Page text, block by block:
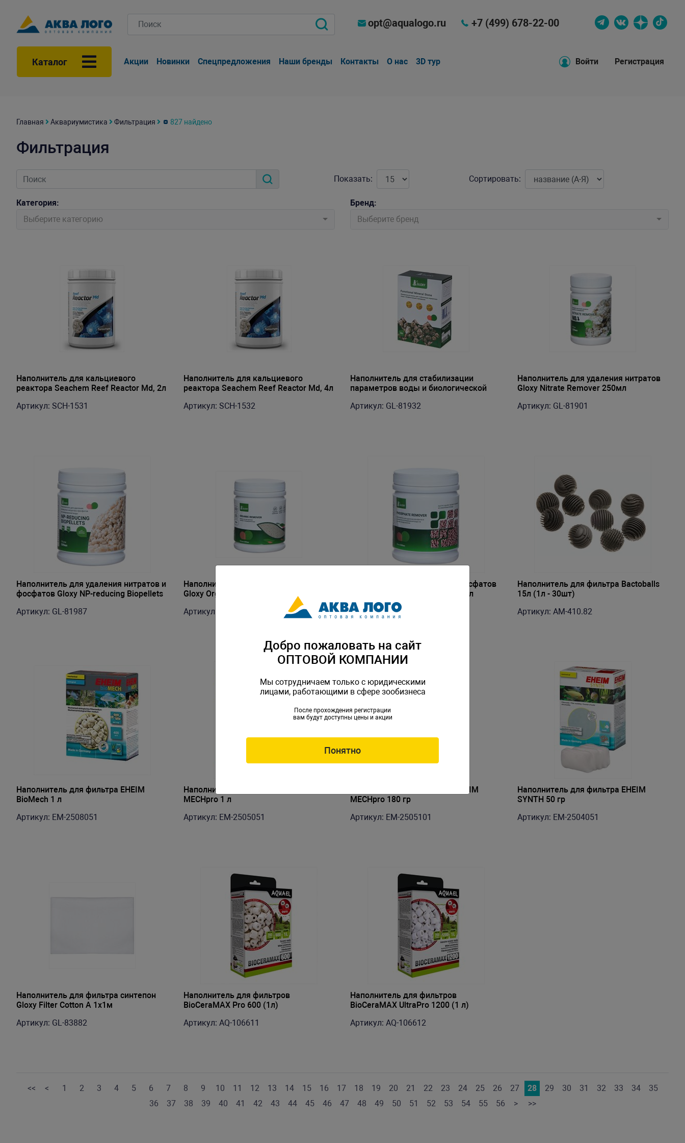
opt@aqualogo.ru +7 (499) 678-22-00
Каталог Акции Новинки Спецпредложения Наши бренды Контакты О нас 3D тур Войти Регистрация
Главная Аквариумистика Фильтрация 827 найдено
Фильтрация
Показать: Сортировать:
Категория:
Выберите категорию
Бренд:
Выберите бренд
Наполнитель для кальциевого
реактора Seachem Reef Reactor Md, 2л
Артикул: SCH-1531
Наполнитель для кальциевого
реактора Seachem Reef Reactor Md, 4л
Артикул: SCH-1532
Наполнитель для стабилизации
параметров воды и биологической
Stone 3л
Артикул: GL-81932
Наполнитель для удаления нитратов
Gloxy Nitrate Remover 250мл
Артикул: GL-81901
Наполнитель для удаления нитратов и
фосфатов Gloxy NP-reducing Biopellets
Артикул: GL-81987
Наполнитель для удаления органики
Gloxy Organic Remover 500мл
Артикул: GL-81918
Наполнитель для удаления фосфатов
Gloxy Phosphate Remover 500мл
Артикул: GL-81925
Наполнитель для фильтра Bactoballs
15л (1л - 30шт)
Артикул: AM-410.82
Наполнитель для фильтра EHEIM
BioMech 1 л
Артикул: EM-2508051
Наполнитель для фильтра EHEIM
MECHpro 1 л
Артикул: EM-2505051
Наполнитель для фильтра EHEIM
MECHpro 180 гр
Артикул: EM-2505101
Наполнитель для фильтра EHEIM
SYNTH 50 гр
Артикул: EM-2504051
Наполнитель для фильтра синтепон
Gloxy Filter Cotton A 1x1м
Артикул: GL-83882
Наполнитель для фильтров
BioCeraMAX Pro 600 (1л)
Артикул: AQ-106611
Наполнитель для фильтров
BioCeraMAX UltraPro 1200 (1 л)
Артикул: AQ-106612
<< < 1 2 3 4 5 6 7 8 9 10 11 12 13 14 15 16 17 18 19 20 21 22 23 24 25 26 27 28 29 30 31 32 33 34
35
36
37 38 39 40 41 42 43 44 45 46 47 48 49 50 51 52 53 54 55 56 > >>
Добро пожаловать на сайт
ОПТОВОЙ КОМПАНИИ
Мы сотрудничаем только с юридическими
лицами, работающими в сфере зообизнеса
После прохождения регистрации
вам будут доступны цены и акции
Понятно